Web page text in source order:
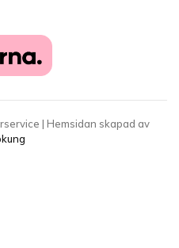
| Hemsidan skapad av